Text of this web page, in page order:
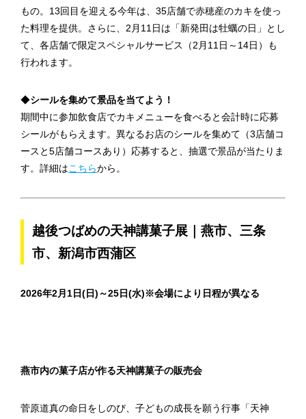
もの。13回目を迎える今年は、35店舗で赤穂産のカキを使っ
た料理を提供。さらに、2月11日は「新発田は牡蠣の日」とし
て、各店舗で限定スペシャルサービス（2月11日～14日）も
行われます。
◆シールを集めて景品を当てよう！
期間中に参加飲食店でカキメニューを食べると会計時に応募
シールがもらえます。異なるお店のシールを集めて（3店舗コ
ースと5店舗コースあり）応募すると、抽選で景品が当たりま
す。詳細はこちらから。
越後つばめの天神講菓子展｜燕市、三条
市、新潟市西蒲区
2026年2月1日(日)～25日(水)※会場により日程が異なる
燕市内の菓子店が作る天神講菓子の販売会
菅原道真の命日をしのび、子どもの成長を願う行事「天神